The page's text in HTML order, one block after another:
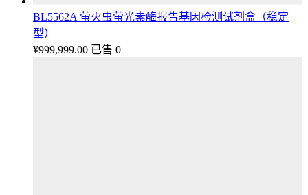
BL5562A 萤火虫萤光素酶报告基因检测试剂盒（稳定
型）
¥999,999.00 已售 0